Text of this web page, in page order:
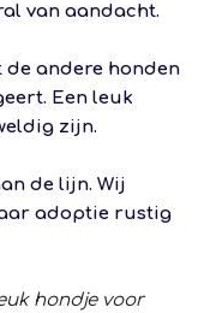
van aandacht.
de andere honden
Een leuk
zijn.
de lijn. Wij
adoptie rustig
hondje voor